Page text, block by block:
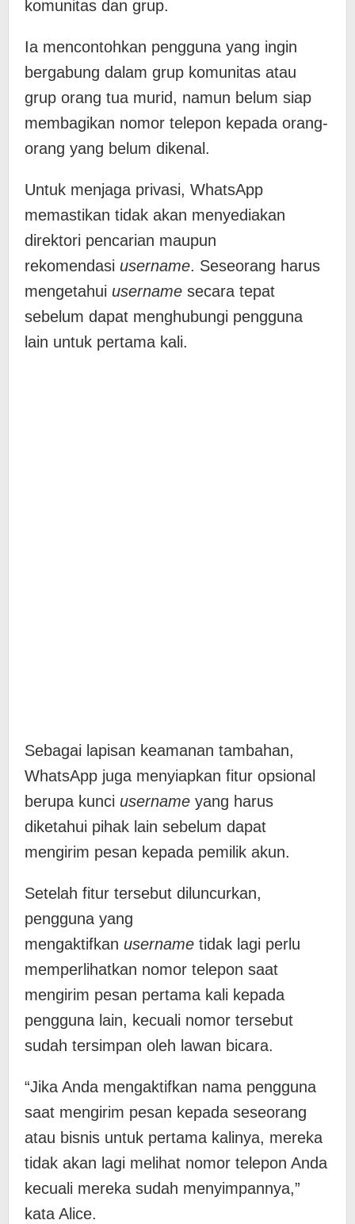
komunitas dan grup.
Ia mencontohkan pengguna yang ingin
bergabung dalam grup komunitas atau
grup orang tua murid, namun belum siap
membagikan nomor telepon kepada orang-
orang yang belum dikenal.
Untuk menjaga privasi, WhatsApp
memastikan tidak akan menyediakan
direktori pencarian maupun
rekomendasi username. Seseorang harus
mengetahui username secara tepat
sebelum dapat menghubungi pengguna
lain untuk pertama kali.
Sebagai lapisan keamanan tambahan,
WhatsApp juga menyiapkan fitur opsional
berupa kunci username yang harus
diketahui pihak lain sebelum dapat
mengirim pesan kepada pemilik akun.
Setelah fitur tersebut diluncurkan,
pengguna yang
mengaktifkan username tidak lagi perlu
memperlihatkan nomor telepon saat
mengirim pesan pertama kali kepada
pengguna lain, kecuali nomor tersebut
sudah tersimpan oleh lawan bicara.
“Jika Anda mengaktifkan nama pengguna
saat mengirim pesan kepada seseorang
atau bisnis untuk pertama kalinya, mereka
tidak akan lagi melihat nomor telepon Anda
kecuali mereka sudah menyimpannya,”
kata Alice.